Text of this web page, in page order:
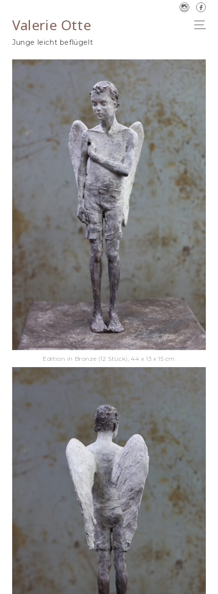
Valerie Otte
Junge leicht beflügelt
Edition in Bronze (12 Stück), 44 x 13 x 15 cm